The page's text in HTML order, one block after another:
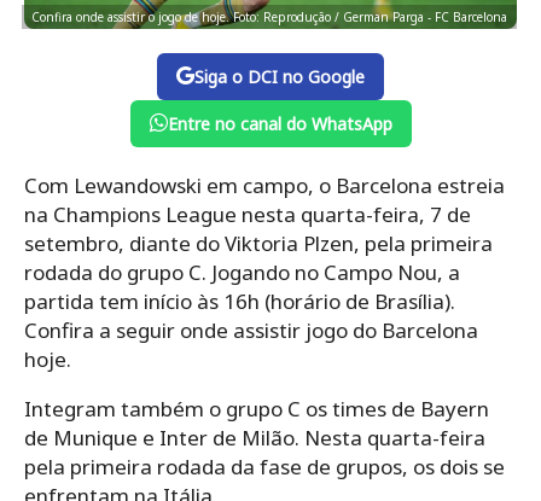
Confira onde assistir o jogo de hoje. Foto: Reprodução / German Parga - FC Barcelona
Siga o DCI no Google
Entre no canal do WhatsApp
Com Lewandowski em campo, o Barcelona estreia
na Champions League nesta quarta-feira, 7 de
setembro, diante do Viktoria Plzen, pela primeira
rodada do grupo C. Jogando no Campo Nou, a
partida tem início às 16h (horário de Brasília).
Confira a seguir onde assistir jogo do Barcelona
hoje.
Integram também o grupo C os times de Bayern
de Munique e Inter de Milão. Nesta quarta-feira
pela primeira rodada da fase de grupos, os dois se